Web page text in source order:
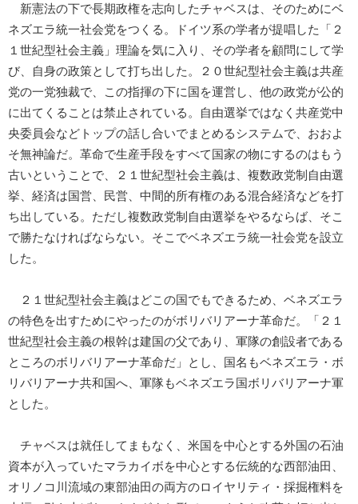
新憲法の下で長期政権を志向したチャベスは、そのためにベ
ネズエラ統一社会党をつくる。ドイツ系の学者が提唱した「２
１世紀型社会主義」理論を気に入り、その学者を顧問にして学
び、自身の政策として打ち出した。２０世紀型社会主義は共産
党の一党独裁で、この指揮の下に国を運営し、他の政党が公的
に出てくることは禁止されている。自由選挙ではなく共産党中
央委員会などトップの話し合いでまとめるシステムで、おおよ
そ無神論だ。革命で生産手段をすべて国家の物にするのはもう
古いということで、２１世紀型社会主義は、複数政党制自由選
挙、経済は国営、民営、中間的所有権のある混合経済などを打
ち出している。ただし複数政党制自由選挙をやるならば、そこ
で勝たなければならない。そこでベネズエラ統一社会党を設立
した。
２１世紀型社会主義はどこの国でもできるため、ベネズエラ
の特色を出すためにやったのがボリバリアーナ革命だ。「２１
世紀型社会主義の根幹は建国の父であり、軍隊の創設者である
ところのボリバリアーナ革命だ」とし、国名もベネズエラ・ボ
リバリアーナ共和国へ、軍隊もベネズエラ国ボリバリアーナ軍
とした。
チャベスは就任してまもなく、米国を中心とする外国の石油
資本が入っていたマラカイボを中心とする伝統的な西部油田、
オリノコ川流域の東部油田の両方のロイヤリティ・採掘権料を